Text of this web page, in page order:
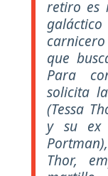
retiro es
que
Para
solicita
(Tessa
y su ex
Thor,